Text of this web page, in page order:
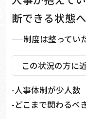
断できる状態
制度は整ってい
この状況の方に
人事体制が少人数
どこまで関わるべ